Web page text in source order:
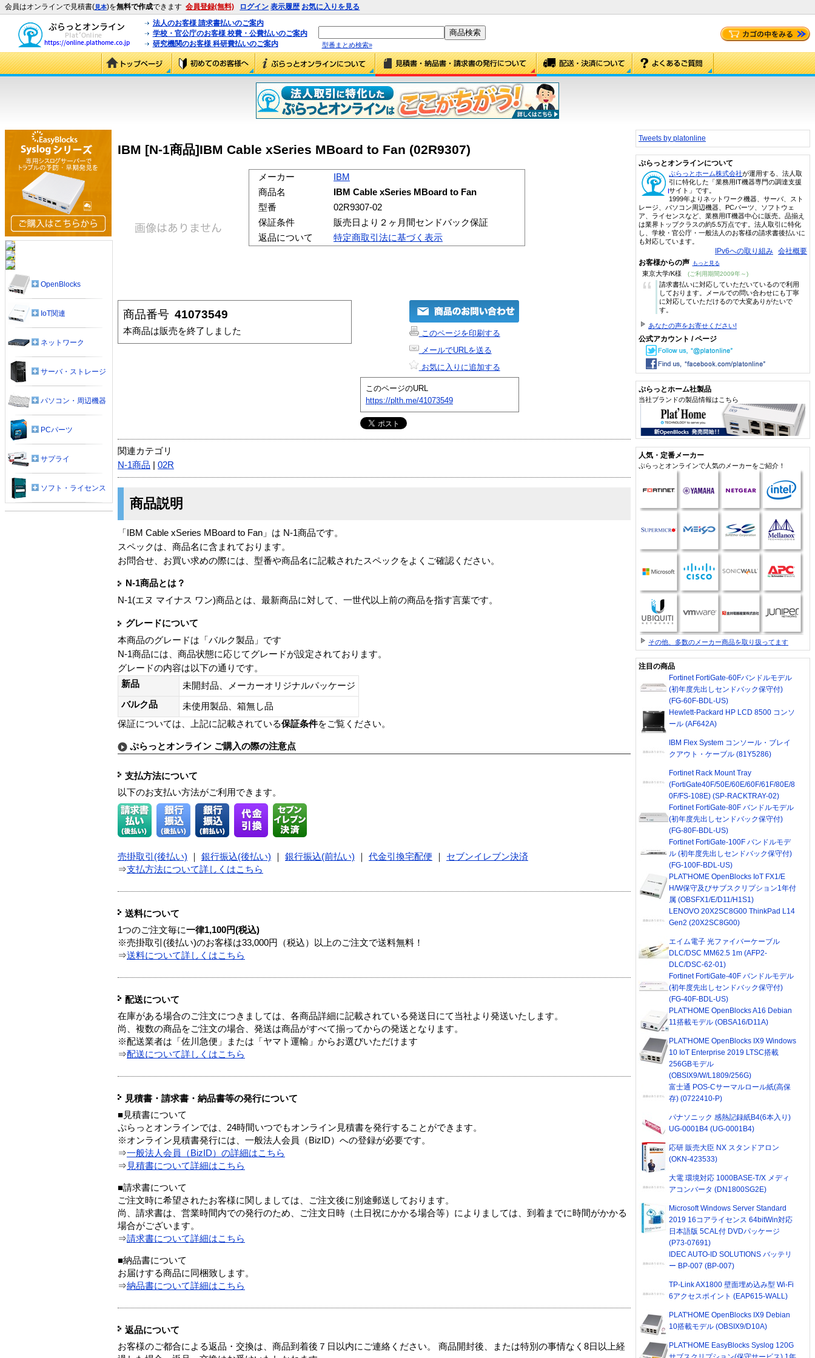
会員はオンラインで見積書(見本)を無料で作成できます 会員登録(無料) ログイン 表示履歴 お気に入りを見る
法人のお客様 請求書払いのご案内
学校・官公庁のお客様 校費・公費払いのご案内
研究機関のお客様 科研費払いのご案内
型番まとめ検索»
IBM [N-1商品]IBM Cable xSeries MBoard to Fan (02R9307)
メーカー
IBM
商品名
IBM Cable xSeries MBoard to Fan
型番
02R9307-02
保証条件
販売日より２ヶ月間センドバック保証
返品について
特定商取引法に基づく表示
商品番号 41073549
本商品は販売を終了しました
このページを印刷する
メールでURLを送る
お気に入りに追加する
このページのURL
https://plth.me/41073549
関連カテゴリ
N-1商品
02R
商品説明
「IBM Cable xSeries MBoard to Fan」は N-1商品です。
スペックは、商品名に含まれております。
お問合せ、お買い求めの際には、型番や商品名に記載されたスペックをよくご確認ください。
N-1商品とは？
N-1(エヌ マイナス ワン)商品とは、最新商品に対して、一世代以上前の商品を指す言葉です。
グレードについて
本商品のグレードは「バルク製品」です
N-1商品には、商品状態に応じてグレードが設定されております。
グレードの内容は以下の通りです。
新品
未開封品、メーカーオリジナルパッケージ
バルク品
未使用製品、箱無し品
保証については、上記に記載されている保証条件をご覧ください。
ぷらっとオンライン ご購入の際の注意点
支払方法について
以下のお支払い方法がご利用できます。
売掛取引(後払い) 銀行振込(後払い) 銀行振込(前払い) 代金引換宅配便
セブンイレブン決済
⇒支払方法について詳しくはこちら
送料について
1つのご注文毎に一律1,100円(税込)
※売掛取引(後払い)のお客様は33,000円（税込）以上のご注文で送料無料！
⇒送料について詳しくはこちら
配送について
在庫がある場合のご注文につきましては、各商品詳細に記載されている発送日にて当社より発送いたします。
尚、複数の商品をご注文の場合、発送は商品がすべて揃ってからの発送となります。
※配送業者は「佐川急便」または「ヤマト運輸」からお選びいただけます
⇒配送について詳しくはこちら
見積書・請求書・納品書等の発行について
■見積書について
ぷらっとオンラインでは、24時間いつでもオンライン見積書を発行することができます。
※オンライン見積書発行には、一般法人会員（BizID）への登録が必要です。
⇒一般法人会員（BizID）の詳細はこちら
⇒ 見積書について詳細はこちら
■請求書について
ご注文時に希望されたお客様に関しましては、ご注文後に別途郵送しております。
尚、請求書は、営業時間内での発行のため、ご注文日時（土日祝にかかる場合等）によりましては、到着までに時間がかかる
場合がございます。
⇒請求書について詳細はこちら
■納品書について
お届けする商品に同梱致します。
⇒納品書について詳細はこちら
返品について
お客様のご都合による返品・交換は、商品到着後７日以内にご連絡ください。 商品開封後、または特別の事情なく8日以上経
OpenBlocks
IoT関連
ネットワーク
サーバ・ストレージ
パソコン・周辺機器
PCパーツ
サプライ
ソフト・ライセンス
Tweets by platonline
ぷらっとオンラインについて
ぷらっとホーム株式会社が運用する、法人取
引に特化した「業務用IT機器専門の調達支援
サイト」です。
1999年よりネットワーク機器、サーバ、スト
レージ、パソコン周辺機器、PCパーツ、ソフトウェ
ア、ライセンスなど、業務用IT機器中心に販売。品揃え
は業界トップクラスの約5.5万点です。法人取引に特化
し、学校・官公庁・一般法人のお客様の請求書後払いに
も対応しています。
IPv6への取り組み 会社概要
お客様からの声 もっと見る
東京大学/K様 (ご利用期間2009年～)
“
請求書払いに対応していただいているので利用
しております。メールでの問い合わせにも丁寧
に対応していただけるので大変ありがたいで
す。
あなたの声をお寄せください!
公式アカウント / ページ
ぷらっとホーム社製品
当社ブランドの製品情報はこちら
人気・定番メーカー
ぷらっとオンラインで人気のメーカーをご紹介！
その他、多数のメーカー商品を取り扱ってます
注目の商品
Fortinet FortiGate-60Fバンドルモデル
(初年度先出しセンドバック保守付)
(FG-60F-BDL-US)
Hewlett-Packard HP LCD 8500 コンソ
ール (AF642A)
IBM Flex System コンソール・ブレイ
クアウト・ケーブル (81Y5286)
Fortinet Rack Mount Tray
(FortiGate40F/50E/60E/60F/61F/80E/8
0F/FS-108E) (SP-RACKTRAY-02)
Fortinet FortiGate-80F バンドルモデル
(初年度先出しセンドバック保守付)
(FG-80F-BDL-US)
Fortinet FortiGate-100F バンドルモデ
ル (初年度先出しセンドバック保守付)
(FG-100F-BDL-US)
PLAT'HOME OpenBlocks IoT FX1/E
H/W保守及びサブスクリプション1年付
属 (OBSFX1/E/D11/H1S1)
LENOVO 20X2SC8G00 ThinkPad L14
Gen2 (20X2SC8G00)
エイム電子 光ファイバーケーブル
DLC/DSC MM62.5 1m (AFP2-
DLC/DSC-62-01)
Fortinet FortiGate-40F バンドルモデル
(初年度先出しセンドバック保守付)
(FG-40F-BDL-US)
PLAT'HOME OpenBlocks A16 Debian
11搭載モデル (OBSA16/D11A)
PLAT'HOME OpenBlocks IX9 Windows
10 IoT Enterprise 2019 LTSC搭載
256GBモデル
(OBSIX9/W/L1809/256G)
富士通 POS-Cサーマルロール紙(高保
存) (0722410-P)
パナソニック 感熱記録紙B4(6本入り)
UG-0001B4 (UG-0001B4)
応研 販売大臣 NX スタンドアロン
(OKN-423533)
大電 環境対応 1000BASE-T/X メディ
アコンバータ (DN1800SG2E)
Microsoft Windows Server Standard
2019 16コアライセンス 64bitWin対応
日本語版 5CAL付 DVDパッケージ
(P73-07691)
IDEC AUTO-ID SOLUTIONS バッテリ
ー BP-007 (BP-007)
TP-Link AX1800 壁面埋め込み型 Wi-Fi
6アクセスポイント (EAP615-WALL)
PLAT'HOME OpenBlocks IX9 Debian
10搭載モデル (OBSIX9/D10A)
PLAT'HOME EasyBlocks Syslog 120G